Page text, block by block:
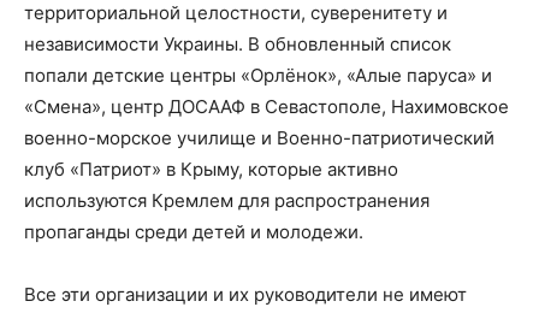
территориальной целостности, суверенитету и
независимости Украины. В обновленный список
попали детские центры «Орлёнок», «Алые паруса» и
«Смена», центр ДОСААФ в Севастополе, Нахимовское
военно-морское училище и Военно-патриотический
клуб «Патриот» в Крыму, которые активно
используются Кремлем для распространения
пропаганды среди детей и молодежи.
Все эти организации и их руководители не имеют